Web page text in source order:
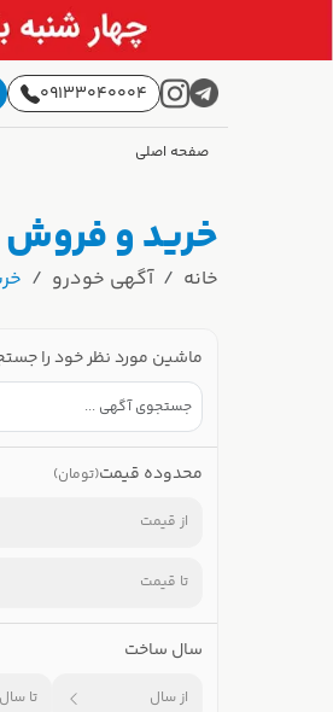
09133040004
صفحه اصلی
خرید و فروش
خانه آگهی خودرو
ماشین مورد نظر خود را
محدوده قیمت(تومان)
از قیمت
تا قیمت
سال ساخت
از سال تا سال